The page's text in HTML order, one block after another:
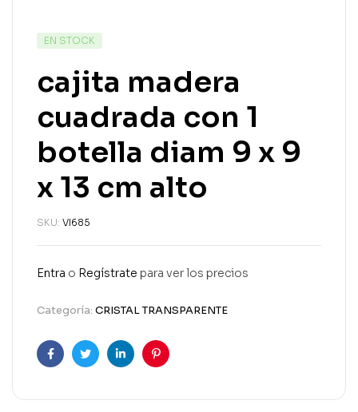
EN STOCK
cajita madera
cuadrada con 1
botella diam 9 x 9
x 13 cm alto
SKU: VI685
Entra o Regístrate para ver los precios
Categoría: CRISTAL TRANSPARENTE
FacebookTwitterLinkedinPinterest